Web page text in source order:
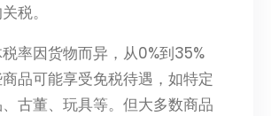
税。
率因货物而异，从0%到35%
品可能享受免税待遇，如特定
古董、玩具等。但大多数商品